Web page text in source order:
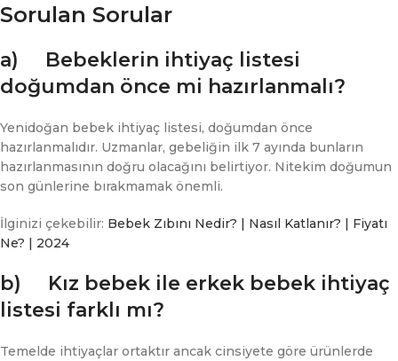
Sorulan Sorular
a) Bebeklerin ihtiyaç listesi
doğumdan önce mi hazırlanmalı?
Yenidoğan bebek ihtiyaç listesi, doğumdan önce
hazırlanmalıdır. Uzmanlar, gebeliğin ilk 7 ayında bunların
hazırlanmasının doğru olacağını belirtiyor. Nitekim doğumun
son günlerine bırakmamak önemli.
İlginizi çekebilir: Bebek Zıbını Nedir? | Nasıl Katlanır? | Fiyatı
Ne? | 2024
b) Kız bebek ile erkek bebek ihtiyaç
listesi farklı mı?
Temelde ihtiyaçlar ortaktır ancak cinsiyete göre ürünlerde